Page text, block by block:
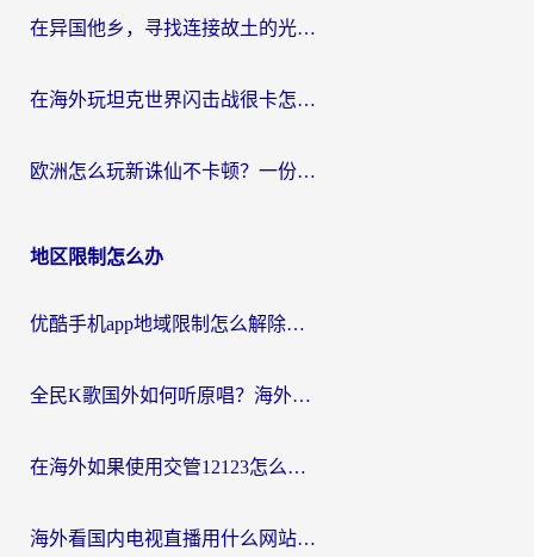
在异国他乡，寻找连接故土的光明大陆免费加速器
在海外玩坦克世界闪击战很卡怎么办？老玩家亲测有效的加速器选择指南
欧洲怎么玩新诛仙不卡顿？一份给海外游子的国服游戏畅玩指南
地区限制怎么办
优酷手机app地域限制怎么解除？海外党亲测有效的追剧方案
全民K歌国外如何听原唱？海外党亲测有效的回国加速器选择指南
在海外如果使用交管12123怎么处理？留学生亲测有效的回国加速方案
海外看国内电视直播用什么网站比较好？一篇解决你所有追剧难题的实用指南